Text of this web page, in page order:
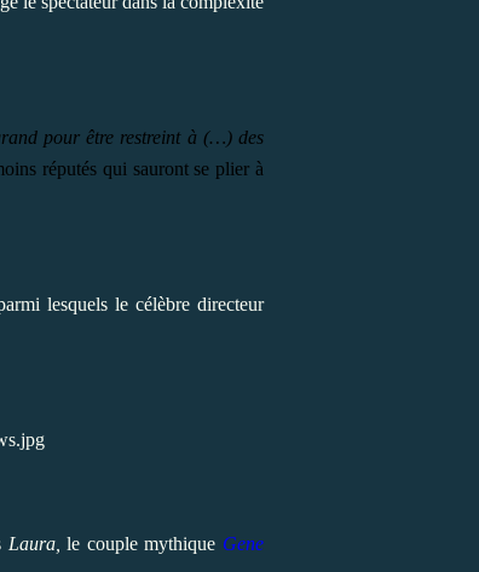
pour être restreint à (…) des
réputés qui sauront se plier à
lesquels le célèbre directeur
Laura, le couple mythique Gene